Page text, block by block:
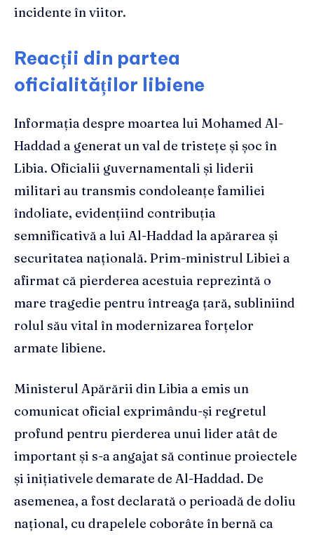
incidente în viitor.
Reacții din partea
oficialităților libiene
Informația despre moartea lui Mohamed Al-
Haddad a generat un val de tristețe și șoc în
Libia. Oficialii guvernamentali și liderii
militari au transmis condoleanțe familiei
îndoliate, evidențiind contribuția
semnificativă a lui Al-Haddad la apărarea și
securitatea națională. Prim-ministrul Libiei a
afirmat că pierderea acestuia reprezintă o
mare tragedie pentru întreaga țară, subliniind
rolul său vital în modernizarea forțelor
armate libiene.
Ministerul Apărării din Libia a emis un
comunicat oficial exprimându-și regretul
profund pentru pierderea unui lider atât de
important și s-a angajat să continue proiectele
și inițiativele demarate de Al-Haddad. De
asemenea, a fost declarată o perioadă de doliu
național, cu drapelele coborâte în bernă ca